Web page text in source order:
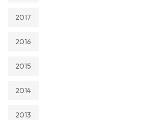
2017
2016
2015
2014
2013